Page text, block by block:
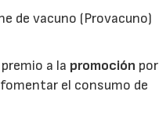
de vacuno (Provacuno)
a la promoción por
el consumo de